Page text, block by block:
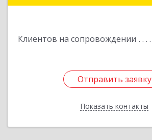
Клиентов на сопровождении
Отправить заявку
Показать контакты
Отправить заявку
Назад